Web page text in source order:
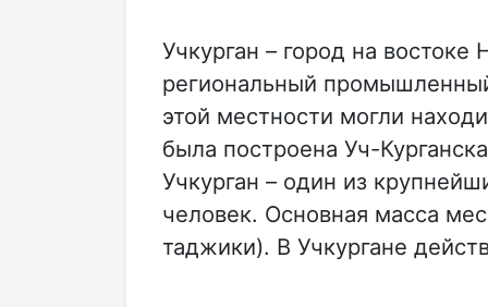
Учкурган – город на
региональный
этой местности могли
была построена Уч-
Учкурган – один из
человек. Основная масса
таджики). В Учкургане